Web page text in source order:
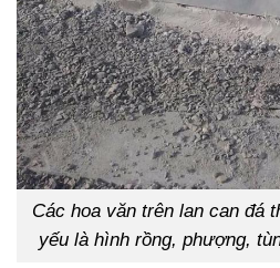
Các hoa văn trên lan can đá
yếu là hình rồng, phượng,